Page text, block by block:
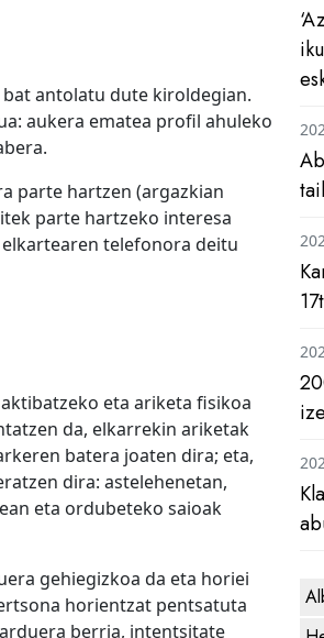
antolatu dute kiroldegian.
aukera ematea profil ahuleko
parte hartzen (argazkian
parte hartzeko interesa
telefonora deitu
eta ariketa fisikoa
da, elkarrekin ariketak
batera joaten dira; eta,
dira: astelehenetan,
eta ordubeteko saioak
gehiegizkoa da eta horiei
horientzat pentsatuta
berria, intentsitate